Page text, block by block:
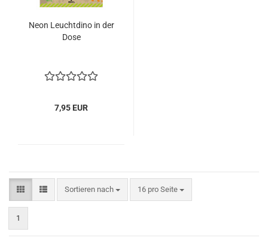
Neon Leuchtdino in der
Dose
7,95 EUR
Sortieren nach
Sortieren nach 16 pro Seite
pro Seite
1